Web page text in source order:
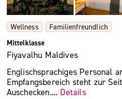
Wellness
Familienfreundlich
Mittelklasse
Fiyavalhu Maldives
Englischsprachiges Personal
Empfangsbereich steht zur
Auschecken.... Details